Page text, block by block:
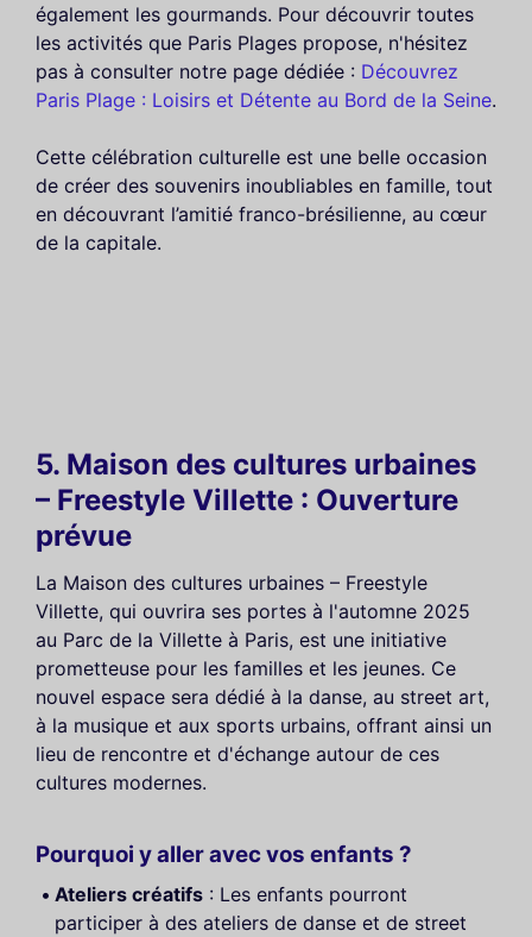
également les gourmands. Pour découvrir toutes
les activités que Paris Plages propose, n'hésitez
pas à consulter notre page dédiée : Découvrez
Paris Plage : Loisirs et Détente au Bord de la Seine.
Cette célébration culturelle est une belle occasion
de créer des souvenirs inoubliables en famille, tout
en découvrant l’amitié franco-brésilienne, au cœur
de la capitale.
5. Maison des cultures urbaines
– Freestyle Villette : Ouverture
prévue
La Maison des cultures urbaines – Freestyle
Villette, qui ouvrira ses portes à l'automne 2025
au Parc de la Villette à Paris, est une initiative
prometteuse pour les familles et les jeunes. Ce
nouvel espace sera dédié à la danse, au street art,
à la musique et aux sports urbains, offrant ainsi un
lieu de rencontre et d'échange autour de ces
cultures modernes.
Pourquoi y aller avec vos enfants ?
Ateliers créatifs : Les enfants pourront
participer à des ateliers de danse et de street